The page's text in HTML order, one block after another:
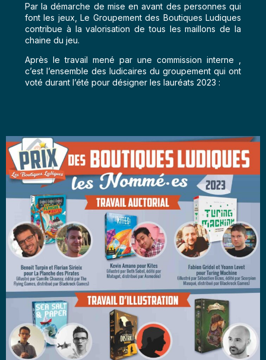
Par la démarche de mise en avant des personnes qui
font les jeux, Le Groupement des Boutiques Ludiques
contribue à la valorisation de tous les maillons de la
chaine du jeu.
Après le travail mené par une commission interne ,
c’est l’ensemble des ludicaires du groupement qui ont
voté durant l’été pour désigner les lauréats 2023 :